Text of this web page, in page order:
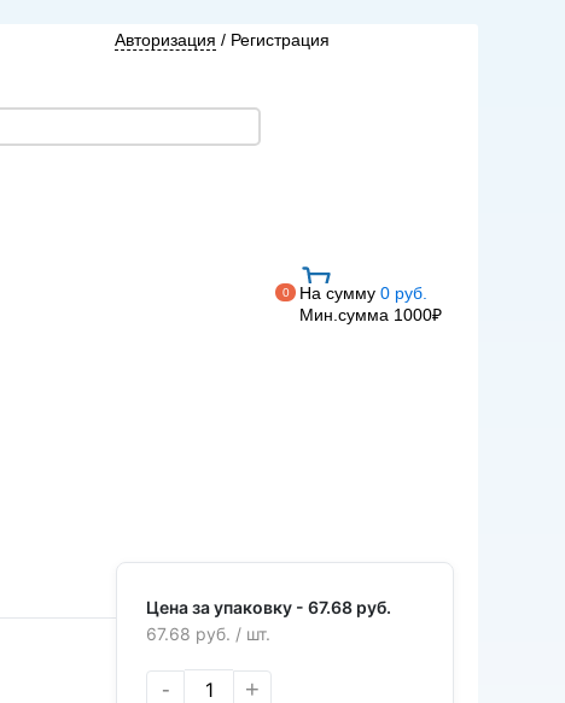
Авторизация / Регистрация
0 На сумму 0 руб.
Мин.сумма 1000₽
Цена за упаковку - 67.68 руб.
67.68 руб. / шт.
- +